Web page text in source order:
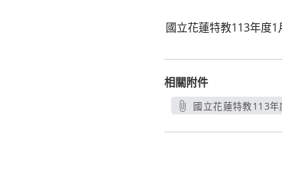
國立花蓮特教113年度
相關附件
國立花蓮特教113